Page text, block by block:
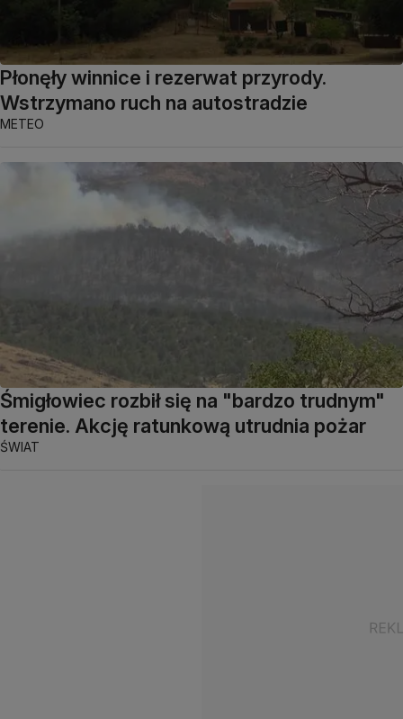
Płonęły winnice i rezerwat przyrody.
Wstrzymano ruch na autostradzie
METEO
Śmigłowiec rozbił się na "bardzo trudnym"
terenie. Akcję ratunkową utrudnia pożar
ŚWIAT